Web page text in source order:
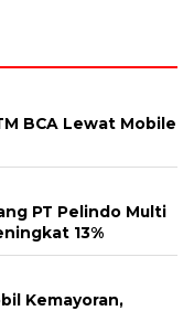
BCA Lewat Mobile
PT Pelindo Multi
13%
Kemayoran,